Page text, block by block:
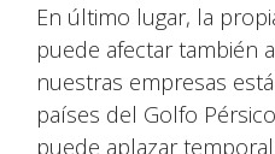
En último lugar, la
puede afectar también
nuestras empresas
países del Golfo
puede aplazar